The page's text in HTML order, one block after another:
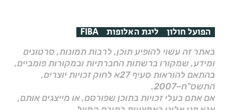
הפועל חולון ליגת האלופות FIBA
באתר זה עשוי להופיע תוכן, לרבות תמונות, סרטונים
ומידע, שמקורו ברשתות החברתיות ובמקורות פומביים,
בהתאם להוראות סעיף 27א לחוק זכויות יוצרים,
התשס"ח–2007.
אם אתם בעלי זכויות בתוכן שפורסם, או מייצגים אותם,